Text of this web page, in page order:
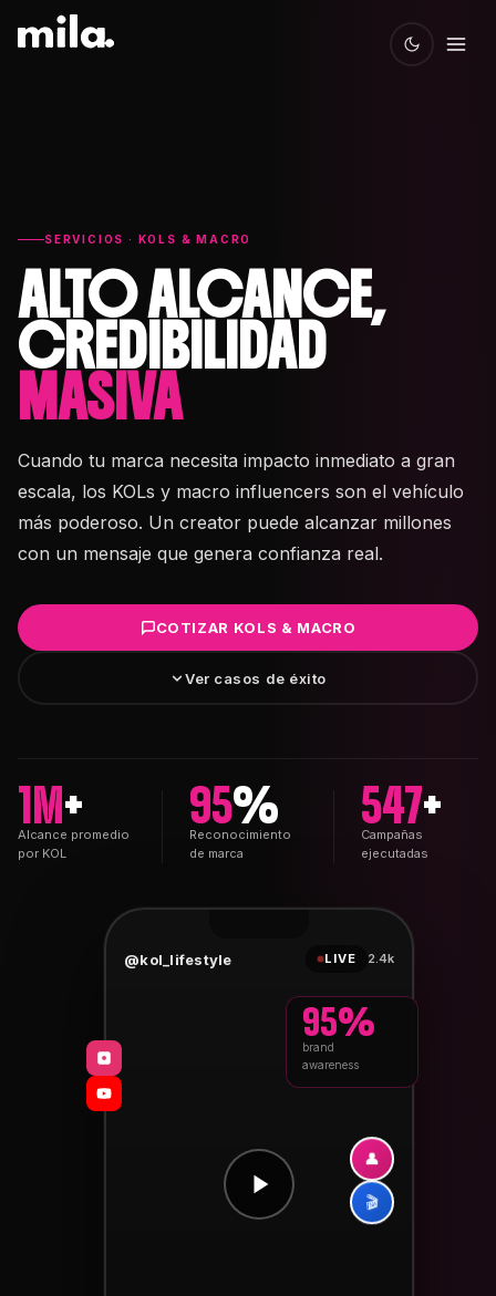
SERVICIOS · KOLS & MACRO
ALTO ALCANCE,
CREDIBILIDAD
MASIVA
Cuando tu marca necesita impacto inmediato a gran
escala, los KOLs y macro influencers son el vehículo
más poderoso. Un creator puede alcanzar millones
con un mensaje que genera confianza real.
COTIZAR KOLS & MACRO
Ver casos de éxito
1M+
Alcance promedio
por KOL
95%
Reconocimiento
de marca
547+
Campañas
ejecutadas
@kol_lifestyle LIVE 2.4k
👤
🎬
95%
brand
awareness